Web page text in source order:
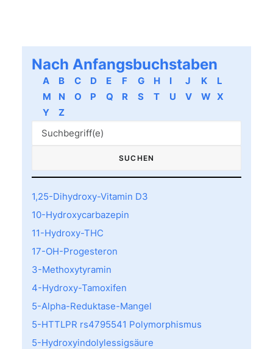
Nach Anfangsbuchstaben
A B C D E F G H I J K
L
M
N O P Q R S T U V W X
Y
Z
1,25-Dihydroxy-Vitamin D3
10-Hydroxycarbazepin
11-Hydroxy-THC
17-OH-Progesteron
3-Methoxytyramin
4-Hydroxy-Tamoxifen
5-Alpha-Reduktase-Mangel
5-HTTLPR rs4795541 Polymorphismus
5-Hydroxyindolylessigsäure